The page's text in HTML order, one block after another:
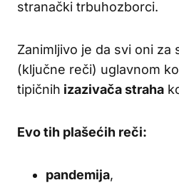
stranački trbuhozborci.
Zanimljivo je da svi oni za
(ključne reči) uglavnom
tipičnih izazivača straha
Evo tih plašećih reči:
pandemija,